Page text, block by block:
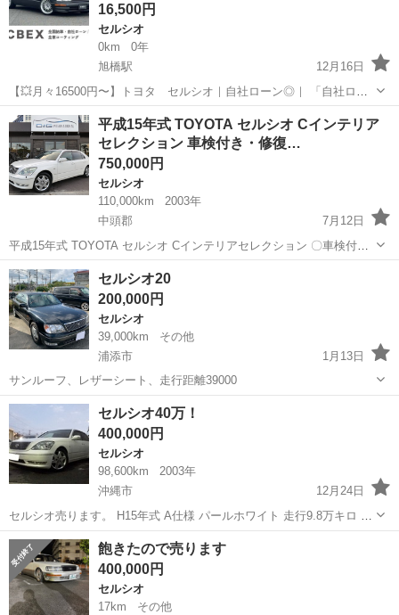
16,500円
セルシオ
0km
0年
旭橋駅
12月16日
【💥月々16500円〜】トヨタ セルシオ｜自社ローン◎｜ 「自社ロー
ン」「信用回復ローン」多数ローンのお取り扱いございます💡 ⚠当店
へのお問い合わせ・審査・ご案内は、下記のLINEリンクからのみ受付
しておりま...
沖縄 那覇市 旭橋駅
平成15年式 TOYOTA セルシオ Cインテリア
セレクション 車検付き・修復…
750,000円
セルシオ
110,000km
2003年
中頭郡
7月12日
平成15年式 TOYOTA セルシオ Cインテリアセレクション 〇車検付き
(令和2年/10月) 〇今年度自動車税込み 〇修復歴無し 〇走行11万km台
(タイベル交換済み) 〇スマートキー 〇本革電動シート ...
沖縄 中頭郡
セルシオ20
200,000円
セルシオ
39,000km
その他
浦添市
1月13日
サンルーフ、レザーシート、走行距離39000
沖縄 浦添市 セルシオ 走行距離
セルシオ40万！
400,000円
セルシオ
98,600km
2003年
沖縄市
12月24日
セルシオ売ります。 H15年式 A仕様 パールホワイト 走行9.8万キロ 車
検29年12月まで 革シート ウィンカーミラー CDチェンジャー イージ
ークローザー パワーシート クルーズコントロール ...
沖縄 沖縄市 セルシオ イージークローザー
飽きたので売ります
400,000円
セルシオ
17km
その他